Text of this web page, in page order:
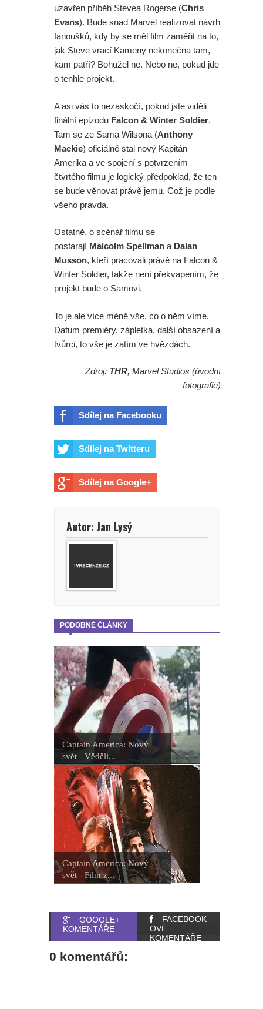
uzavřen příběh Stevea Rogerse (Chris
Evans). Bude snad Marvel realizovat návrh
fanoušků, kdy by se měl film zaměřit na to,
jak Steve vrací Kameny nekonečna tam,
kam patří? Bohužel ne. Nebo ne, pokud jde
o tenhle projekt.
A asi vás to nezaskočí, pokud jste viděli
finální epizodu Falcon & Winter Soldier.
Tam se ze Sama Wilsona (Anthony
Mackie) oficiálně stal nový Kapitán
Amerika a ve spojení s potvrzením
čtvrtého filmu je logický předpoklad, že ten
se bude věnovat právě jemu. Což je podle
všeho pravda.
Ostatně, o scénář filmu se
postarají Malcolm Spellman a Dalan
Musson, kteří pracovali právě na Falcon &
Winter Soldier, takže není překvapením, že
projekt bude o Samovi.
To je ale více méně vše, co o něm víme.
Datum premiéry, zápletka, další obsazení a
tvůrci, to vše je zatím ve hvězdách.
Zdroj: THR, Marvel Studios (úvodní
fotografie)
Sdílej na Facebooku
Sdílej na Twitteru
Sdílej na Google+
Autor: Jan Lysý
PODOBNÉ ČLÁNKY
Captain America: Nový
svět - Věděli...
Captain America: Nový
svět - Film z...
GOOGLE+
KOMENTÁŘE
FACEBOOK
OVÉ
KOMENTÁŘE
0 komentářů: